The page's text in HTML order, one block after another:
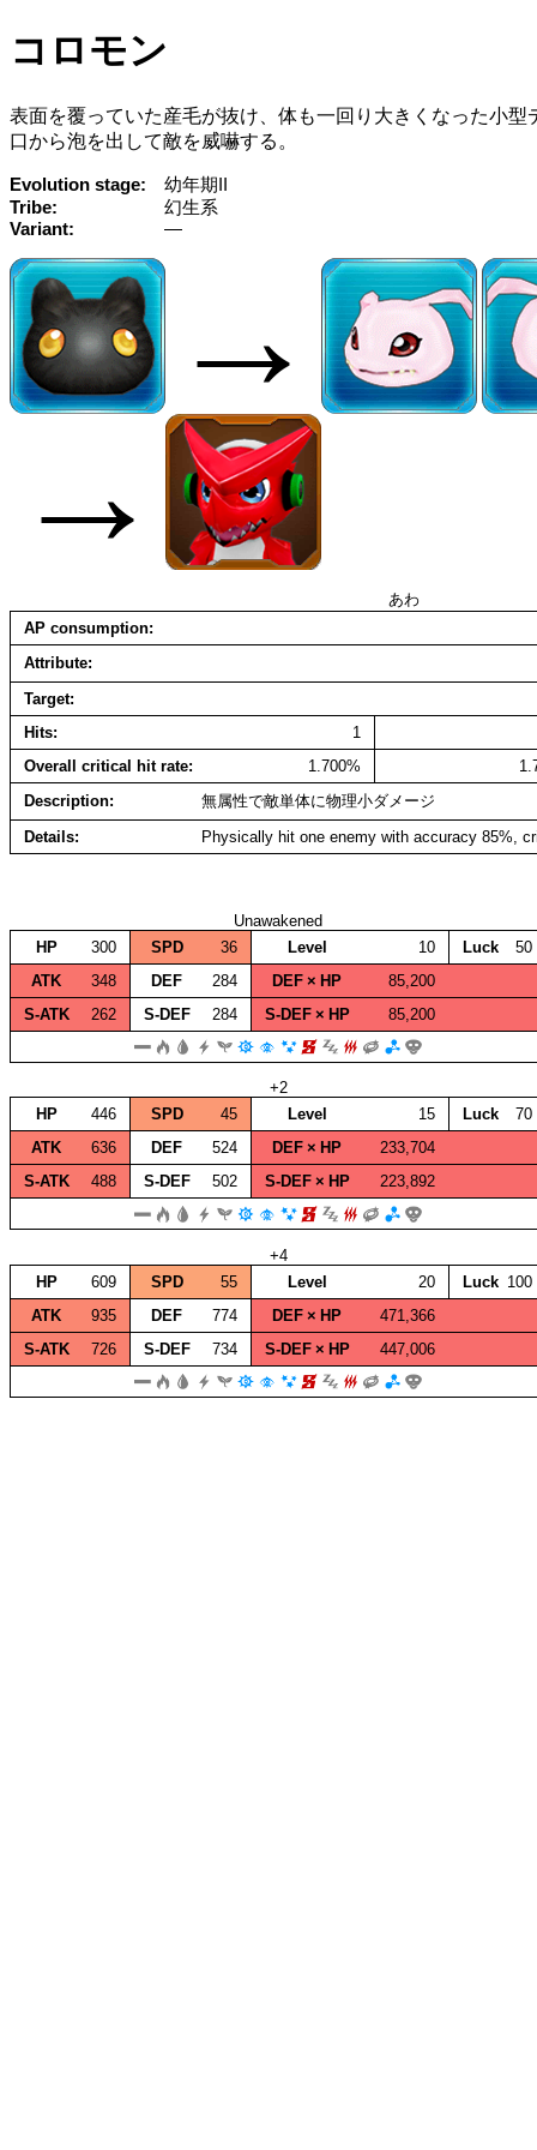
コロモン
表面を覆っていた産毛が抜け、体も一回り大きくなった小
口から泡を出して敵を威嚇する。
Evolution stage
幼年期II
Tribe
幻生系
Variant
—
→
→
あわ
AP consumption
Attribute
Target
Hits
1
Overall critical hit rate
1.700%
Description
無属性で敵単体に物理小ダメージ
Details
Physically hit one enemy with accuracy 85%,
Unawakened
HP
300 SPD 36 Level 10 Luck
50
ATK
348 DEF 284 DEF × HP
85,200
S‑ATK
262 S‑DEF 284 S‑DEF × HP 85,200
+2
HP
446 SPD 45 Level 15 Luck
70
ATK
636 DEF 524 DEF × HP
233,704
S‑ATK
488 S‑DEF 502 S‑DEF × HP 223,892
+4
HP
609 SPD 55 Level 20 Luck 100
ATK
935 DEF 774 DEF × HP
471,366
S‑ATK
726 S‑DEF 734 S‑DEF × HP 447,006